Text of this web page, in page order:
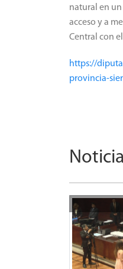
natural en
acceso y a
Central con
https://
provincia-